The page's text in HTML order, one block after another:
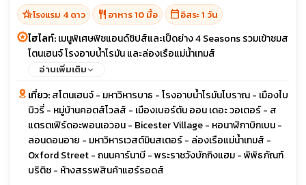
hotel_classโรงแรม 4 ดาว restaurant อาหาร 10 มื้อ calendar_todayอิสระ 1 วัน
ไฮไลท์:เมนูพิเศษฟิชแอนด์ชิปส์และเป็ดย่าง 4 Seasons รวมเข้าชมส
โตนเฮนจ์ โรงอาบน้ำโรมัน และล่องเรือแม่น้ำเทมส์
อ่านเพิ่มเติม
เที่ยว:สโตนเฮนจ์ - มหาวิหารบาธ - โรงอาบน้ำโรมันโบราณ - เมืองไบ
บิวรี่ - หมู่บ้านคอตส์โวลส์ - เมืองเบอร์ตัน ออน เดอะ วอเตอร์ - ส
แตรตเฟิร์ดอะพอนเอวอน - Bicester Village - หอนาฬิกาบิกเบน -
ลอนดอนอาย - มหาวิหารเวสต์มินสเตอร์ - ล่องเรือแม่น้ำเทมส์ -
Oxford Street - ถนนคาร์นาบี - พระราชวังบักกิงแฮม - พิพิธภัณฑ์
บริติช - ห้างสรรพสินค้าแฮร์รอดส์